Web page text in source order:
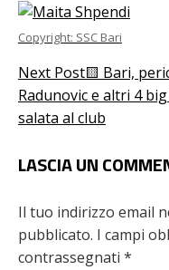
Copyright: SSC Bari
Next Post🟨 Bari,
Radunovic e altri 4
salata al club
LASCIA UN
Il tuo indirizzo email
pubblicato. I campi
contrassegnati *